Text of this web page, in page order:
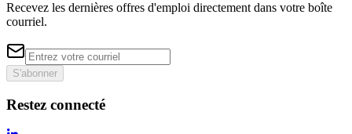
Recevez les dernières offres d'emploi directement dans votre boîte
courriel.
S'abonner
Restez connecté